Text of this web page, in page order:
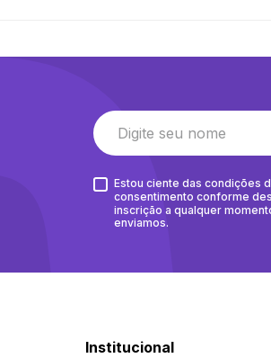
Estou ciente das condições
consentimento conforme
inscrição a qualquer
enviamos.
Institucional